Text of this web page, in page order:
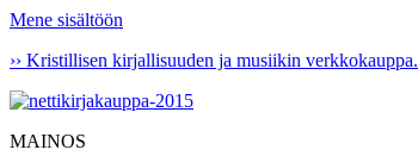
Mene sisältöön
›› Kristillisen kirjallisuuden ja musiikin verkkokauppa.
MAINOS